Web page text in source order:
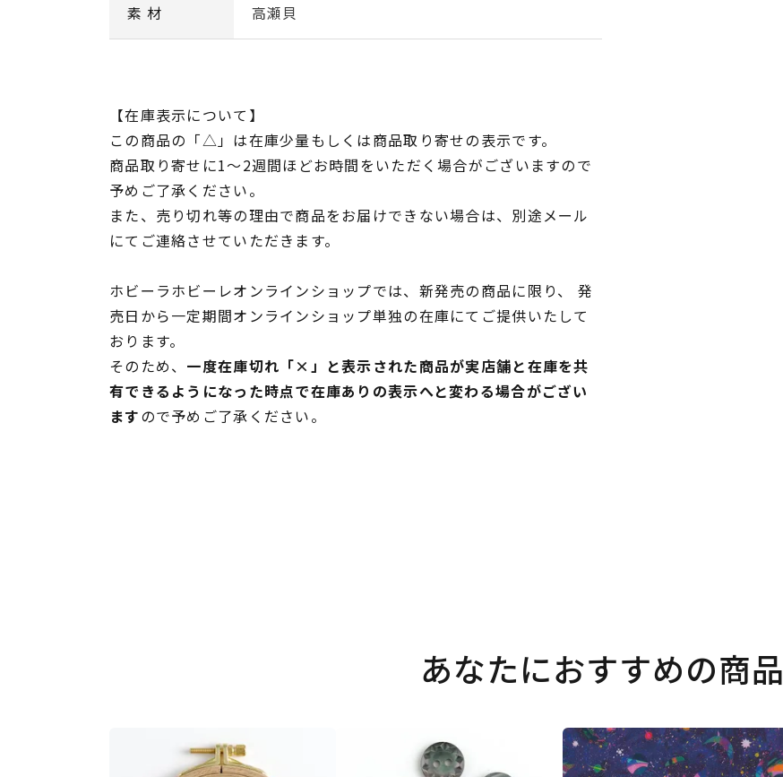
素 材 高瀬貝
【在庫表示について】
この商品の「△」は在庫少量もしくは商品取り寄せの表示です。
商品取り寄せに1～2週間ほどお時間をいただく場合がございますので
予めご了承ください。
また、売り切れ等の理由で商品をお届けできない場合は、別途メール
にてご連絡させていただきます。
ホビーラホビーレオンラインショップでは、新発売の商品に限り、 発
売日から一定期間オンラインショップ単独の在庫にてご提供いたして
おります。
そのため、 一度在庫切れ「×」と表示された商品が実店舗と在庫を共
有できるようになった時点で在庫ありの表示へと変わる場合がござい
ますので予めご了承ください。
あなたにおすすめの商品